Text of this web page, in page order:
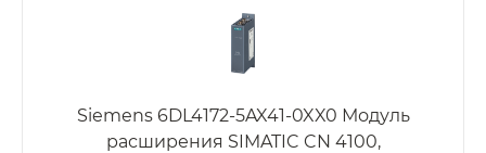
Siemens 6DL4172-5AX41-0XX0 Модуль
расширения SIMATIC CN 4100,